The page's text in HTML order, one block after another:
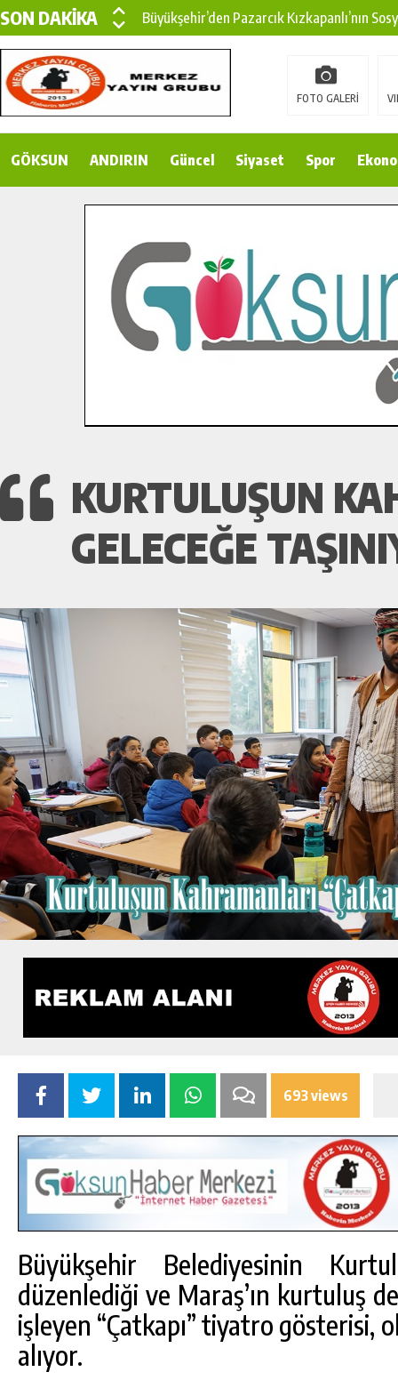
SON DAKİKA
Büyükşehir’den Pazarcık Kızkapanlı’nın
Büyükşehir’den Pazarcık Kırsalına Modern
Çin’den KSÜ’ye Uluslararası Başarı:
Gençler Pusula Maraş Kampında Yeni
İlçe Jandarma Komutanı Karakaya’dan
Bertiz’in Yeni Köprüsünde Sona Doğru.
FOTO GALERİ
GÖKSUN ANDIRIN Güncel Siyaset Spor
KURTULUŞUN
GELECEĞE
693 views
Büyükşehir Belediyesinin
düzenlediği ve Maraş’ın kurtuluş
işleyen “Çatkapı” tiyatro gösterisi,
alıyor.